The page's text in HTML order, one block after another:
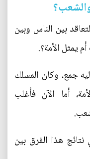
بين الناس وبين
يمثل الأمة؟.
جمع، وكان المسلك
أما الآن فأغلب
هذا الفرق بين